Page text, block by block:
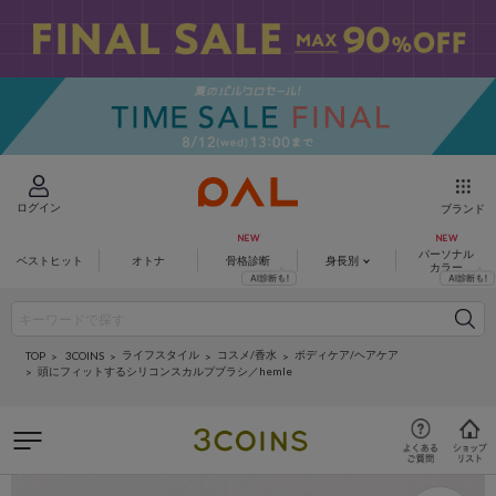
ログイン ブランド
ベストヒット オトナ 骨格診断 身長別
パーソナル
カラー
TOP 3COINS ライフスタイル コスメ/香水
ボディケア/ヘアケア
頭にフィットするシリコンスカルプブラシ／hemle